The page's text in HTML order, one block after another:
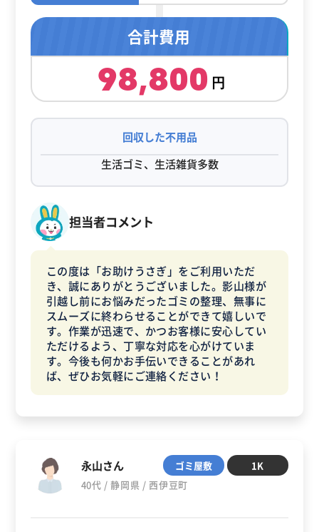
合計費用
98,800
回収した不用品
生活ゴミ、生活雑貨多数
担当者コメント
この度は「お助けうさぎ」をご利用いただ
き、誠にありがとうございました。影山様が
引越し前にお悩みだったゴミの整理、無事に
スムーズに終わらせることができて嬉しいで
す。作業が迅速で、かつお客様に安心してい
ただけるよう、丁寧な対応を心がけていま
す。今後も何かお手伝いできることがあれ
ば、ぜひお気軽にご連絡ください！
永山さん
40代 / 静岡県 / 西伊豆町
ゴミ屋敷 1K